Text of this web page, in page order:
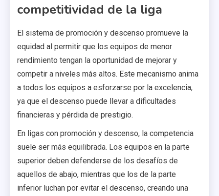
competitividad de la liga
El sistema de promoción y descenso promueve la
equidad al permitir que los equipos de menor
rendimiento tengan la oportunidad de mejorar y
competir a niveles más altos. Este mecanismo anima
a todos los equipos a esforzarse por la excelencia,
ya que el descenso puede llevar a dificultades
financieras y pérdida de prestigio.
En ligas con promoción y descenso, la competencia
suele ser más equilibrada. Los equipos en la parte
superior deben defenderse de los desafíos de
aquellos de abajo, mientras que los de la parte
inferior luchan por evitar el descenso, creando una